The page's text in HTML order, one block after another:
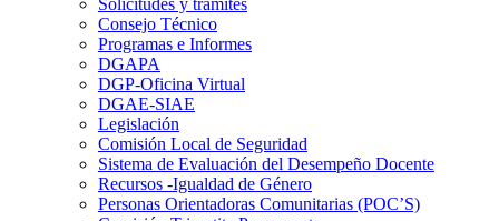
Consejo Técnico
Programas e Informes
DGAPA
DGP-Oficina Virtual
DGAE-SIAE
Legislación
Comisión Local de Seguridad
Sistema de Evaluación del Desempeño Docente
Recursos -Igualdad de Género
Personas Orientadoras Comunitarias (POC’S)